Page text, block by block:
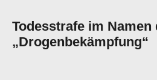
Todesstrafe im Namen
„Drogenbekämpfung“